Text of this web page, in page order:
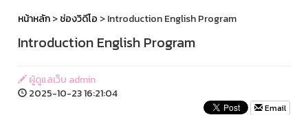
หน้าหลัก>ช่องวิดีโอ > Introduction English Program
Introduction English Program
ผู้ดูแลเว็บ admin
2025-10-23 16:21:04
Email